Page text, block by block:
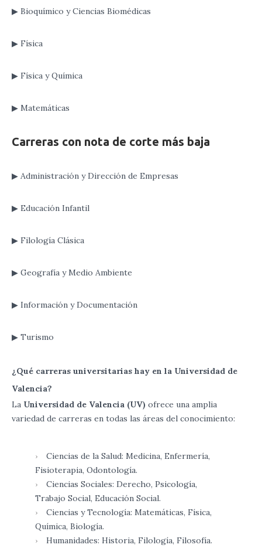
▶ Bioquímico y Ciencias Biomédicas
▶ Física
▶ Física y Química
▶ Matemáticas
Carreras con nota de corte más baja
▶ Administración y Dirección de Empresas
▶ Educación Infantil
▶ Filología Clásica
▶ Geografía y Medio Ambiente
▶ Información y Documentación
▶ Turismo
¿Qué carreras universitarias hay en la Universidad de
Valencia?
La Universidad de Valencia (UV) ofrece una amplia
variedad de carreras en todas las áreas del conocimiento:
Ciencias de la Salud: Medicina, Enfermería,
Fisioterapia, Odontología.
Ciencias Sociales: Derecho, Psicología,
Trabajo Social, Educación Social.
Ciencias y Tecnología: Matemáticas, Física,
Química, Biología.
Humanidades: Historia, Filología, Filosofía.